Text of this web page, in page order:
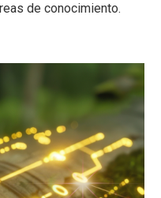
de conocimiento.